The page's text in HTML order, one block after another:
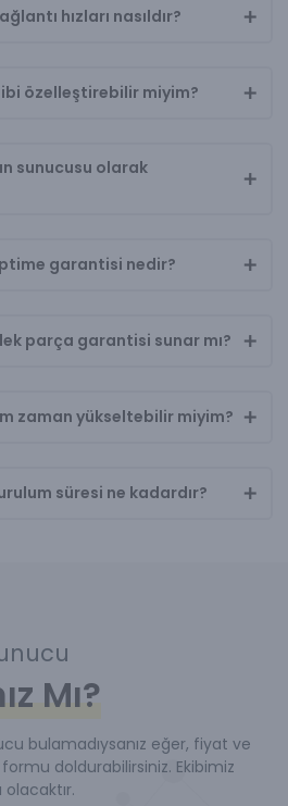
hızları nasıldır?
özelleştirebilir miyim?
sunucusu olarak
garantisi nedir?
parça garantisi sunar mı?
zaman yükseltebilir miyim?
süresi ne kadardır?
Mı?
bulamadıysanız eğer, fiyat ve
doldurabilirsiniz. Ekibimiz
olacaktır.